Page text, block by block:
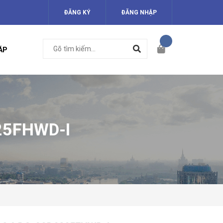
ĐĂNG KÝ ĐĂNG NHẬP
I